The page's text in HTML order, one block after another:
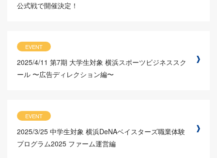
公式戦で開催決定！
EVENT
2025/4/11 第7期 大学生対象 横浜スポーツビジネススク
ール 〜広告ディレクション編〜
EVENT
2025/3/25 中学生対象 横浜DeNAベイスターズ職業体験
プログラム2025 ファーム運営編